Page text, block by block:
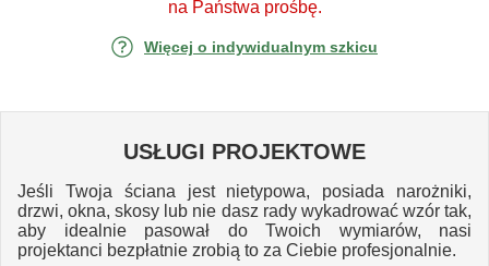
na Państwa prośbę.
Więcej o indywidualnym szkicu
USŁUGI PROJEKTOWE
Jeśli Twoja ściana jest nietypowa, posiada narożniki,
drzwi, okna, skosy lub nie dasz rady wykadrować wzór tak,
aby idealnie pasował do Twoich wymiarów, nasi
projektanci bezpłatnie zrobią to za Ciebie profesjonalnie.